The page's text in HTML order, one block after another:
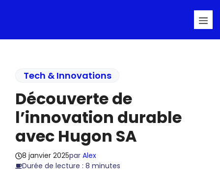
Tech & Innovations
Découverte de
l’innovation durable
avec Hugon SA
8 janvier 2025parAlex
Durée de lecture : 8 minutes